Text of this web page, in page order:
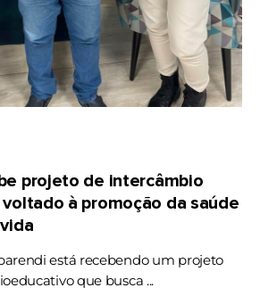
projeto de intercâmbio
à promoção da saúde
está recebendo um projeto
que busca ...